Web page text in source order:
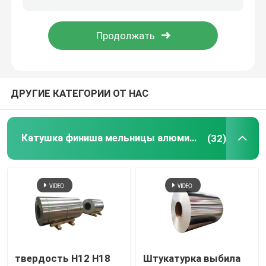
Рулон алюминиевой фольги
ДРУГИЕ КАТЕГОРИИ ОТ НАС
Катушка финиша мельницы алюминиевая (32)
твердость H12 H18
Штукатурка выбила